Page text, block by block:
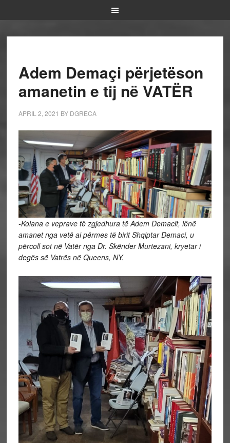
Adem Demaçi përjetëson
amanetin e tij në VATËR
APRIL 2, 2021 BY DGRECA
-Kolana e veprave të zgjedhura të Adem Demacit, lënë
amanet nga vetë ai përmes të birit Shqiptar Demaci, u
përcoll sot në Vatër nga Dr. Skënder Murtezani, kryetar i
degës së Vatrës në Queens, NY.